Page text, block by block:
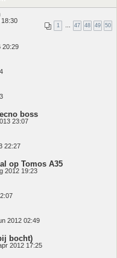
18:30
1 … 47 48 49 50
20:29
boss
23:07
22:27
op Tomos A35
2012 19:23
2012 02:49
bocht)
2012 17:25